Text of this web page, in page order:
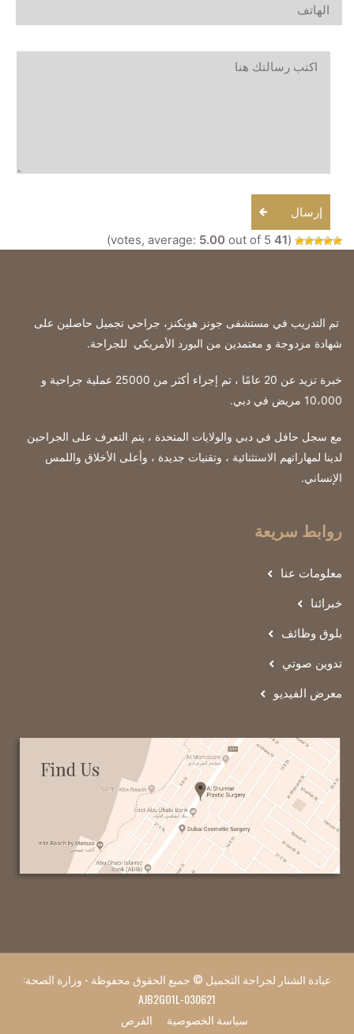
إرسال
(
41
5.00 out of 5)
تم التدريب في مستشفى جونز هوبكنز، جراحي تجميل حاصلين على
شهادة مزدوجة و معتمدين من البورد الأمريكي للجراحة.
خبرة تزيد عن 20 عامًا ، تم إجراء أكثر من 25000 عملية جراحية و
10،000 مريض في دبي.
مع سجل حافل في دبي والولايات المتحدة ، يتم التعرف على الجراحين
لدينا لمهاراتهم الاستثنائية ، وتقنيات جديدة ، وأعلى الأخلاق واللمس
الإنساني.
روابط سريعة
معلومات عنا
خبرائنا
بلوق وظائف
تدوين صوتي
معرض الفيديو
عيادة الشنار لجراحة التجميل © جميع الحقوق محفوظة - وزارة الصحة:
AJB2GO1L-030621
سياسة الخصوصية
الفرص